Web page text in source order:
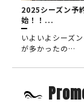
2025シーズン予
始！！...
いよいよシーズ
が多かったの…